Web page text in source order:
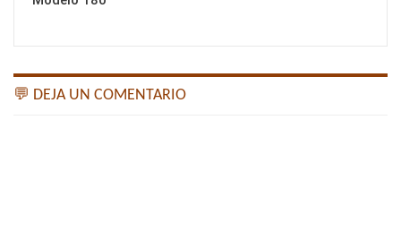
💬 DEJA UN COMENTARIO